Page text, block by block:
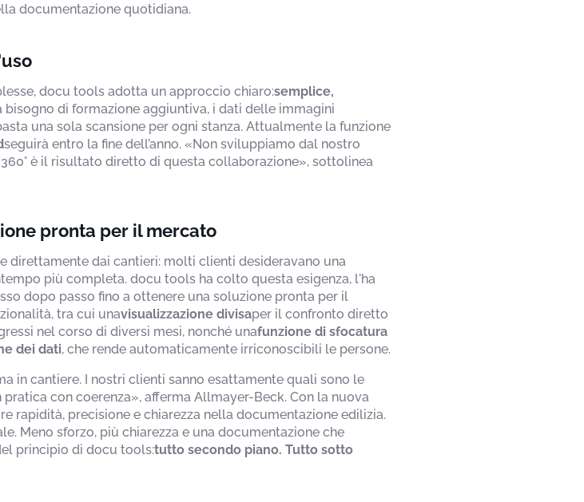
documentazione quotidiana.
docu tools adotta un approccio chiaro:semplice,
bisogno di formazione aggiuntiva, i dati delle immagini
una sola scansione per ogni stanza. Attualmente la funzione
seguirà entro la fine dell’anno. «Non sviluppiamo dal nostro
360° è il risultato diretto di questa collaborazione», sottolinea
pronta per il mercato
direttamente dai cantieri: molti clienti desideravano una
più completa. docu tools ha colto questa esigenza, l'ha
dopo passo fino a ottenere una soluzione pronta per il
tra cui unavisualizzazione divisaper il confronto diretto
nel corso di diversi mesi, nonché unafunzione di sfocatura
dei dati, che rende automaticamente irriconoscibili le persone.
in cantiere. I nostri clienti sanno esattamente quali sono le
con coerenza», afferma Allmayer-Beck. Con la nuova
rapidità, precisione e chiarezza nella documentazione edilizia.
Meno sforzo, più chiarezza e una documentazione che
principio di docu tools:tutto secondo piano. Tutto sotto